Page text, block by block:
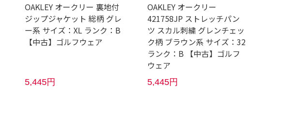
OAKLEY オークリー 裏地付
ジップジャケット 総柄 グレ
ー系 サイズ：XL ランク：B
【中古】ゴルフウェア
5,445円
OAKLEY オークリー
421758JP ストレッチパン
ツ スカル刺繍 グレンチェッ
ク柄 ブラウン系 サイズ：32
ランク：B 【中古】ゴルフ
ウェア
5,445円